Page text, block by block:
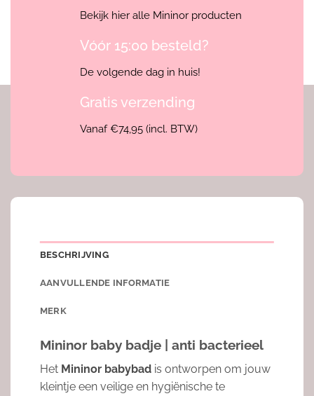
Bekijk hier alle Mininor producten
Vóór 15:00 besteld?
De volgende dag in huis!
Gratis verzending
Vanaf €74,95 (incl. BTW)
BESCHRIJVING
AANVULLENDE INFORMATIE
MERK
Mininor baby badje | anti bacterieel
Het Mininor babybadis ontworpen om jouw
kleintje een veilige en hygiënische te